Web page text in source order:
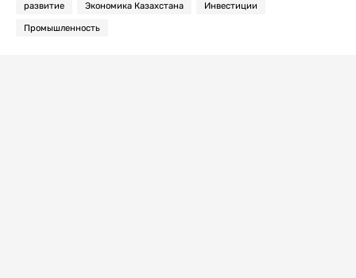
развитие Экономика Казахстана Инвестиции
Промышленность